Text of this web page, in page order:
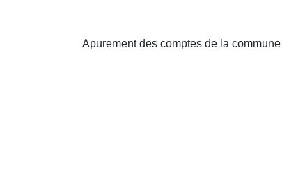
Apurement des comptes de la